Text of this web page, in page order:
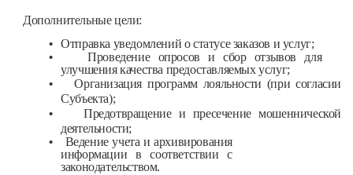
Дополнительные цели:
•
Отправка уведомлений о статусе заказов и услуг;
•
Проведение опросов и сбор отзывов для
улучшения качества предоставляемых услуг;
•
Организация программ лояльности (при согласии
Субъекта);
•
Предотвращение и пресечение мошеннической
деятельности;
•
Ведение учета и архивирования
информации в соответствии с
законодательством.